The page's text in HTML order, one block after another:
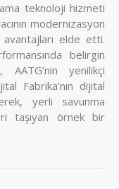
teknoloji hizmeti
modernizasyon
elde etti.
belirgin
yenilikçi
Fabrika’nın dijital
yerli savunma
taşıyan örnek bir